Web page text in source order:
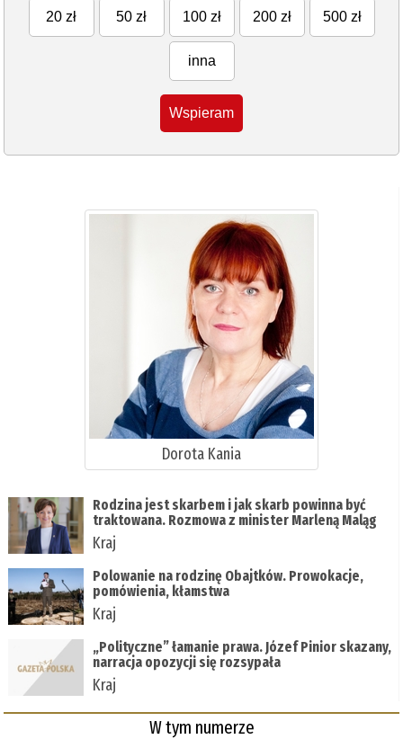
20 zł 50 zł 100 zł 200 zł 500 zł
inna
Wspieram
Dorota Kania
Rodzina jest skarbem i jak skarb powinna być
traktowana. Rozmowa z minister Marleną Maląg
Kraj
Polowanie na rodzinę Obajtków. Prowokacje,
pomówienia, kłamstwa
Kraj
„Polityczne” łamanie prawa. Józef Pinior skazany,
narracja opozycji się rozsypała
Kraj
W tym numerze